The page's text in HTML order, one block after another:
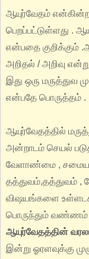
ஆயுர்வேதம்
பெறப்பட்டுள்ளது .
என்பதை குறிக்கும்
அறிதல் / அறிவு
இது ஒரு மருத்துவ
என்பதே பொருத்தம் .
ஆயுர்வேதத்தில்
அன்றாடம் செயல்
வேளாண்மை ,
தத்துவம்,தத்துவம் ,
விஷயங்களை
பொருந்தும் வண்ணம்
ஆயுர்வேதத்தின்
இன்று ஓரளவுக்கு